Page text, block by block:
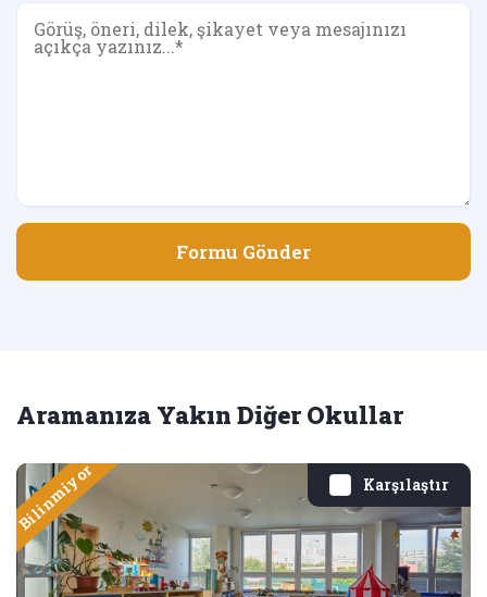
Formu Gönder
Aramanıza Yakın Diğer Okullar
Karşılaştır
Bilinmiyor